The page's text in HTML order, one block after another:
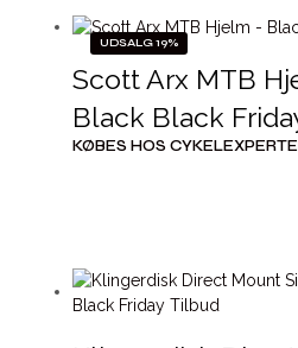
UDSALG 19%
Scott Arx MTB
Black Black
KØBES HOS